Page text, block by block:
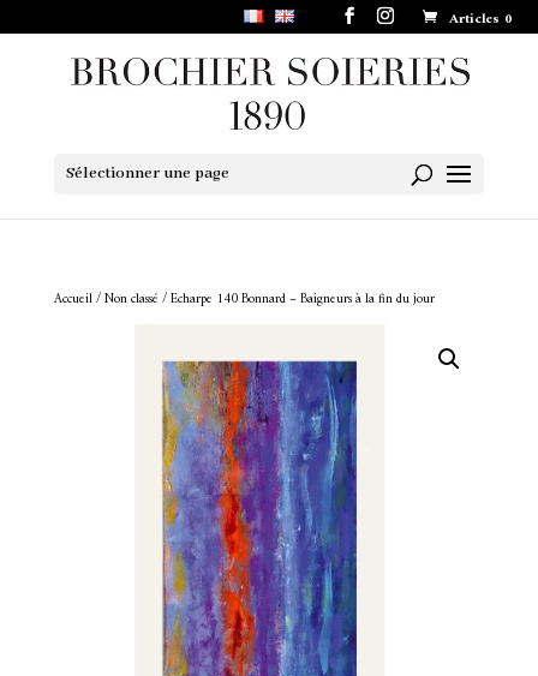
Articles 0
Sélectionner une page
Accueil/Non classé / Echarpe 140 Bonnard – Baigneurs à la fin du jour